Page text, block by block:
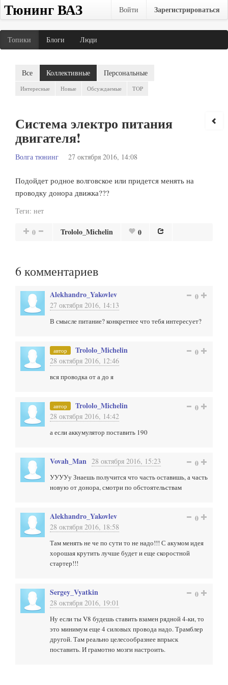
Тюнинг ВАЗ Войти Зарегистрироваться
Топики Блоги Люди
Все Коллективные Персональные
Интересные Новые Обсуждаемые TOP
Система электро питания
двигателя!
Волга тюнинг 27 октября 2016, 14:08
Подойдет родное волговское или придется менять на
проводку донора движка???
Теги: нет
0 Trololo_Michelin 0
6комментариев
Alekhandro_Yakovlev
27 октября 2016, 14:13
0
В смысле питание? конкретнее что тебя интересует?
автор Trololo_Michelin
28 октября 2016, 12:46
0
вся проводка от а до я
автор Trololo_Michelin
28 октября 2016, 14:42
0
а если аккумулятор поставить 190
Vovah_Man 28 октября 2016, 15:23 0
УУУУу Знаешь получится что часть оставишь, а часть
новую от донора, смотри по обстоятельствам
Alekhandro_Yakovlev
28 октября 2016, 18:58
0
Там менять не че по сути то не надо!!! С акумом идея
хорошая крутить лучше будет и еще скоростной
стартер!!!
Sergey_Vyatkin
28 октября 2016, 19:01
0
Ну если ты V8 будешь ставить взамен рядной 4-ки, то
это минимум еще 4 силовых провода надо. Трамблер
другой. Там реально целесообразнее впрыск
поставить. И грамотно мозги настроить.